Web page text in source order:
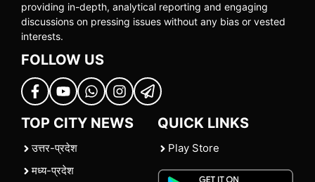
providing in-depth, analytical reporting and engaging
discussions on pressing issues without any bias or vested
interests.
FOLLOW US
TOP CITY NEWS
उत्तर-प्रदेश
मध्य-प्रदेश
QUICK LINKS
Play Store